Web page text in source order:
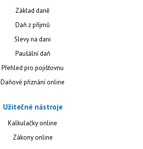
Základ daně
Daň z příjmů
Slevy na dani
Paušální daň
Přehled pro pojišťovnu
Daňové přiznání online
Užitečné nástroje
Kalkulačky online
Zákony online